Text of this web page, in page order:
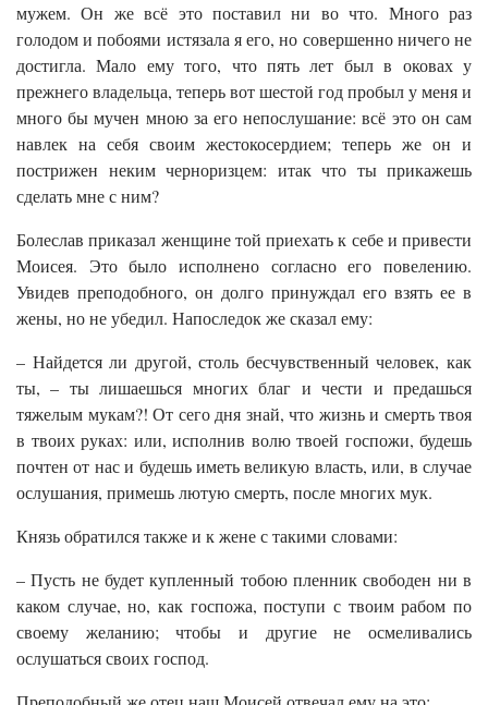
мужем. Он же всё это поставил ни во что. Много раз
голодом и побоями истязала я его, но совершенно ничего не
достигла. Мало ему того, что пять лет был в оковах у
прежнего владельца, теперь вот шестой год пробыл у меня и
много бы мучен мною за его непослушание: всё это он сам
навлек на себя своим жестокосердием; теперь же он и
пострижен неким черноризцем: итак что ты прикажешь
сделать мне с ним?
Болеслав приказал женщине той приехать к себе и привести
Моисея. Это было исполнено согласно его повелению.
Увидев преподобного, он долго принуждал его взять ее в
жены, но не убедил. Напоследок же сказал ему:
– Найдется ли другой, столь бесчувственный человек, как
ты, – ты лишаешься многих благ и чести и предашься
тяжелым мукам?! От сего дня знай, что жизнь и смерть твоя
в твоих руках: или, исполнив волю твоей госпожи, будешь
почтен от нас и будешь иметь великую власть, или, в случае
ослушания, примешь лютую смерть, после многих мук.
Князь обратился также и к жене с такими словами:
– Пусть не будет купленный тобою пленник свободен ни в
каком случае, но, как госпожа, поступи с твоим рабом по
своему желанию; чтобы и другие не осмеливались
ослушаться своих господ.